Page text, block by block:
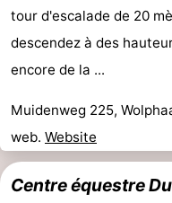
tour d'escalade de 20
descendez à des
encore de la ...
Muidenweg 225,
web. Website
Centre équestre